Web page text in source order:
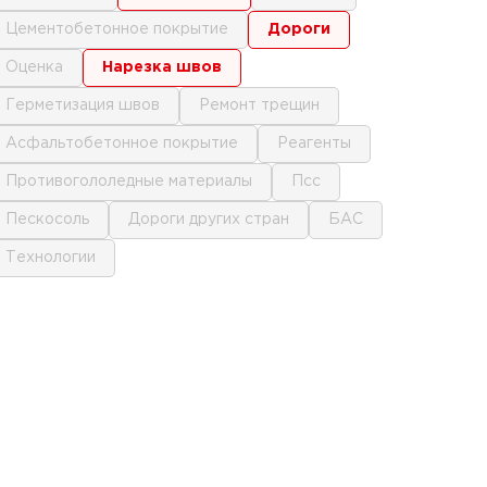
цементобетонное покрытие дороги
оценка нарезка швов
герметизация швов ремонт трещин
асфальтобетонное покрытие реагенты
противогололедные материалы псс
пескосоль дороги других стран БАС
технологии